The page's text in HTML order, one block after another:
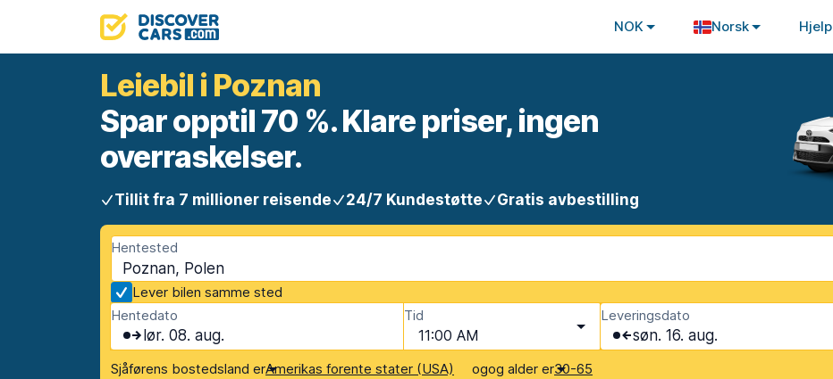
NOK Norsk Hjelp
Leiebil i Poznan
Spar opptil 70 %. Klare priser, ingen
overraskelser.
Tillit fra 7 millioner reisende 24/7 Kundestøtte Gratis avbestilling
Hentested
Poznan, Polen
Lever bilen samme sted
Hentedato
lør. 08. aug.
Tid
11:00 AM
Leveringsdato
søn. 16. aug.
Sjåførens bostedsland erAmerikas forente stater (USA) ogog alder er30-65